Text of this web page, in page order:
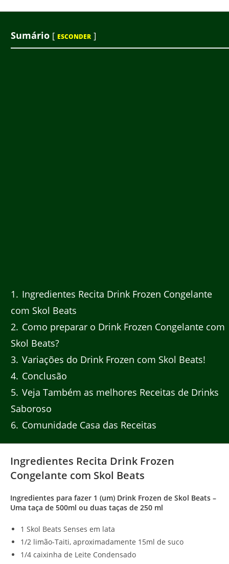
Sumário [ ESCONDER ]
1
Ingredientes Recita Drink Frozen Congelante
com Skol Beats
2 Como preparar o Drink Frozen Congelante com
Skol Beats?
3 Variações do Drink Frozen com Skol Beats!
4 Conclusão
5 Veja Também as melhores Receitas de Drinks
Saboroso
6 Comunidade Casa das Receitas
Ingredientes Recita Drink Frozen
Congelante com Skol Beats
Ingredientes para fazer 1 (um) Drink Frozen de Skol Beats –
Uma taça de 500ml ou duas taças de 250 ml
1 Skol Beats Senses em lata
1/2 limão-Taiti, aproximadamente 15ml de suco
1/4 caixinha de Leite Condensado